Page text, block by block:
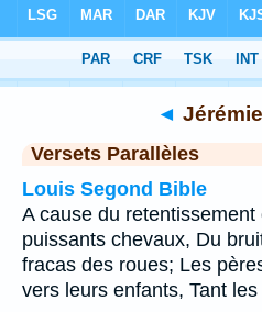
Chapitre 47 > Verset 3
◄
Versets Parallèles
Louis Segond Bible
A cause du
puissants chevaux, Du
fracas des roues; Les
vers leurs enfants, Tant